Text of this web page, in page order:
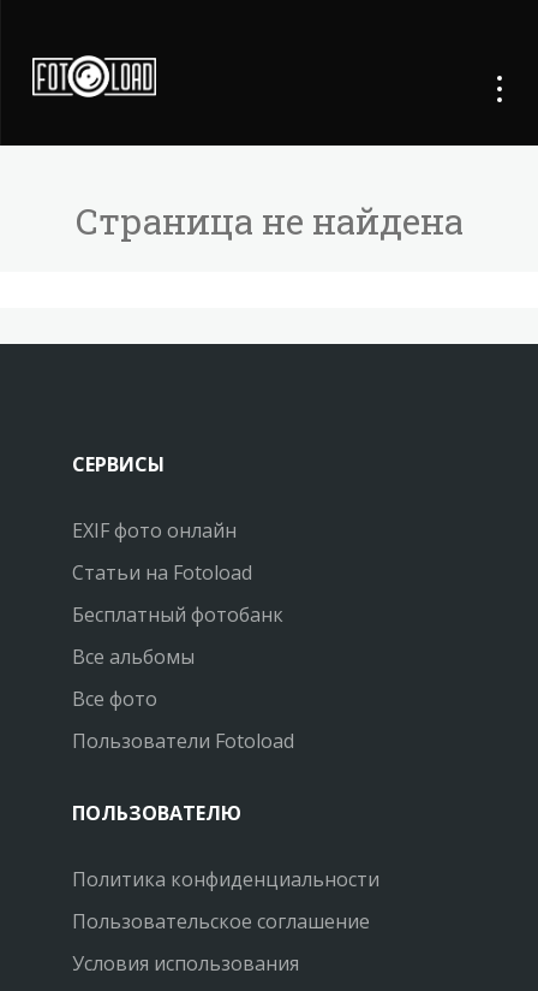
Страница не найдена
СЕРВИСЫ
EXIF фото онлайн
Статьи на Fotoload
Бесплатный фотобанк
Все альбомы
Все фото
Пользователи Fotoload
ПОЛЬЗОВАТЕЛЮ
Политика конфиденциальности
Пользовательское соглашение
Условия использования